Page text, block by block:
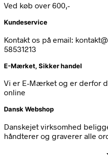
Ved køb over 600,-
Kundeservice
Kontakt os på email:
58531213
E-Mærket, Sikker handel
Vi er E-Mærket og er derfor
online
Dansk Webshop
Danskejet virksomhed
håndterer og graverer alle